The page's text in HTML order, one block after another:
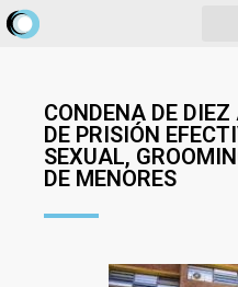
CONDENA DE
DE PRISIÓN
SEXUAL,
DE MENORES